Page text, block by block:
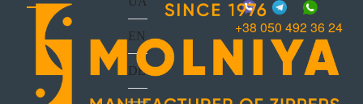
+38 050 492 36 24
EN
DE